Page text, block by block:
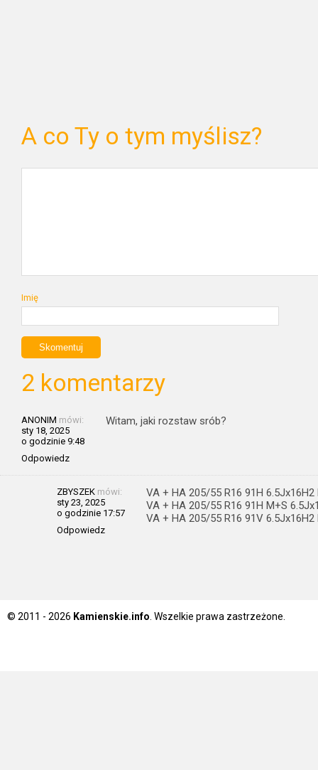
A co Ty o tym myślisz?
Imię
2 komentarzy
ANONIM mówi:
sty 18, 2025
o godzinie 9:48
Odpowiedz
Witam, jaki rozstaw srób?
ZBYSZEK mówi:
sty 23, 2025
o godzinie 17:57
Odpowiedz
VA + HA 205/55 R16 91H 6.5Jx16H2
VA + HA 205/55 R16 91H M+S
VA + HA 205/55 R16 91V 6.5Jx16H2
© 2011 - 2026 Kamienskie.info . Wszelkie prawa zastrzeżone.